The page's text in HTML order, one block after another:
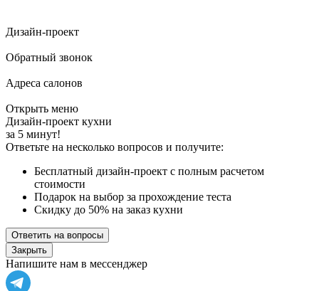
Дизайн-проект
Обратный звонок
Адреса салонов
Открыть меню
Дизайн-проект кухни
за 5 минут!
Ответьте на несколько вопросов и получите:
Бесплатный дизайн-проект с полным расчетом
стоимости
Подарок на выбор за прохождение теста
Скидку до 50% на заказ кухни
Ответить на вопросы
Закрыть
Напишите нам в мессенджер